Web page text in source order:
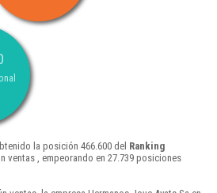
la posición 466.600 del Ranking
ventas , empeorando en 27.739 posiciones